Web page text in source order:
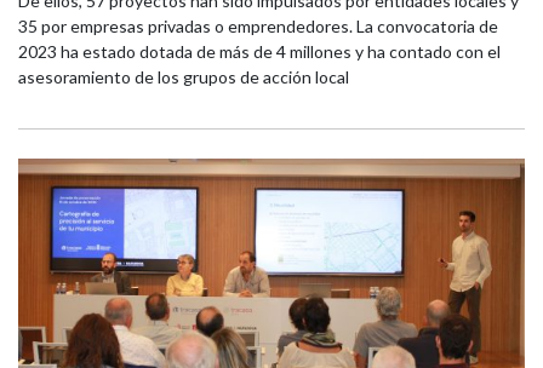
35 por empresas privadas o emprendedores. La convocatoria de
2023 ha estado dotada de más de 4 millones y ha contado con el
asesoramiento de los grupos de acción local